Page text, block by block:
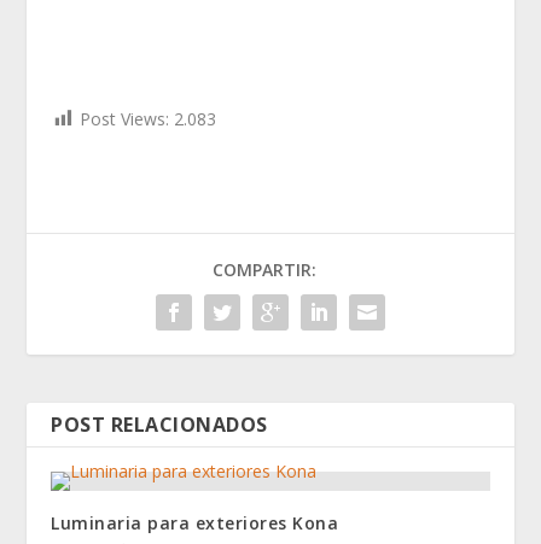
Post Views: 2.083
COMPARTIR:
POST RELACIONADOS
Luminaria para exteriores Kona